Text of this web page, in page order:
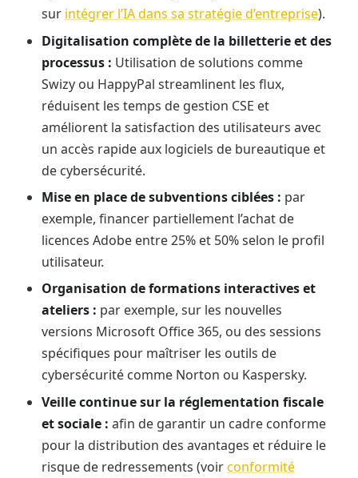
sur intégrer l’IA dans sa stratégie d’entreprise).
Digitalisation complète de la billetterie et des
processus : Utilisation de solutions comme
Swizy ou HappyPal streamlinent les flux,
réduisent les temps de gestion CSE et
améliorent la satisfaction des utilisateurs avec
un accès rapide aux logiciels de bureautique et
de cybersécurité.
Mise en place de subventions ciblées : par
exemple, financer partiellement l’achat de
licences Adobe entre 25% et 50% selon le profil
utilisateur.
Organisation de formations interactives et
ateliers : par exemple, sur les nouvelles
versions Microsoft Office 365, ou des sessions
spécifiques pour maîtriser les outils de
cybersécurité comme Norton ou Kaspersky.
Veille continue sur la réglementation fiscale
et sociale : afin de garantir un cadre conforme
pour la distribution des avantages et réduire le
risque de redressements (voirconformité